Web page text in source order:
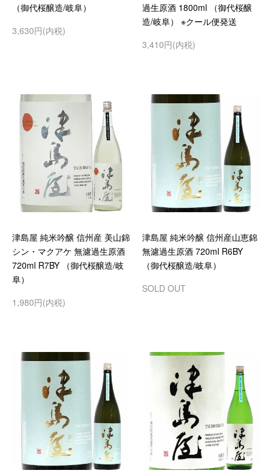
（御代桜醸造/岐阜）
3,630円(内税)
過生原酒 1800ml （御代桜醸
造/岐阜） ※クール便発送
3,410円(内税)
津島屋 純米吟醸 信州産 美山錦
シン・マクアケ 無濾過生原酒
720ml R7BY （御代桜醸造/岐
阜）
1,980円(内税)
津島屋 純米吟醸 信州産山恵錦
無濾過生原酒 720ml R6BY
（御代桜醸造/岐阜）
SOLD OUT